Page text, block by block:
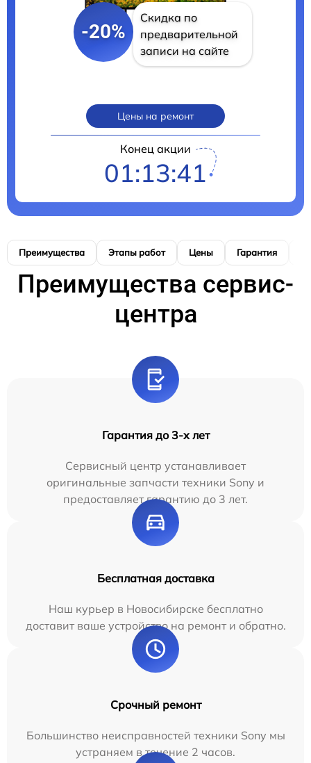
-20%
Скидка по
предварительной
записи на сайте
Цены на ремонт
Конец акции
01:13:40
Преимущества Этапы работ Цены Гарантия
Преимущества сервис-
центра
Гарантия до 3-х лет
Сервисный центр устанавливает
оригинальные запчасти техники Sony и
предоставляет гарантию до 3 лет.
Бесплатная доставка
Наш курьер в Новосибирске бесплатно
доставит ваше устройство на ремонт и обратно.
Срочный ремонт
Большинство неисправностей техники Sony мы
устраняем в течение 2 часов.